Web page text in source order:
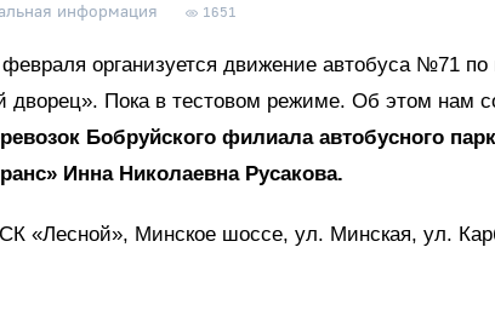
информация 1651
организуется движение автобуса №71
дворец». Пока в тестовом режиме. Об этом нам
Бобруйского филиала автобусного
Инна Николаевна Русакова.
«Лесной», Минское шоссе, ул. Минская, ул.